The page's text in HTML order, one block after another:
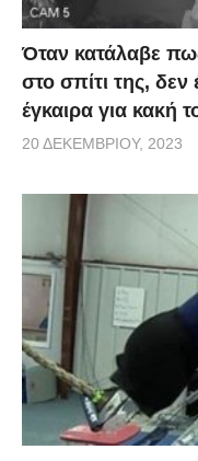
Όταν κατάλαβε
στο σπίτι της,
έγκαιρα για κακή
20 ΔΕΚΕΜΒΡΊΟΥ, 2023